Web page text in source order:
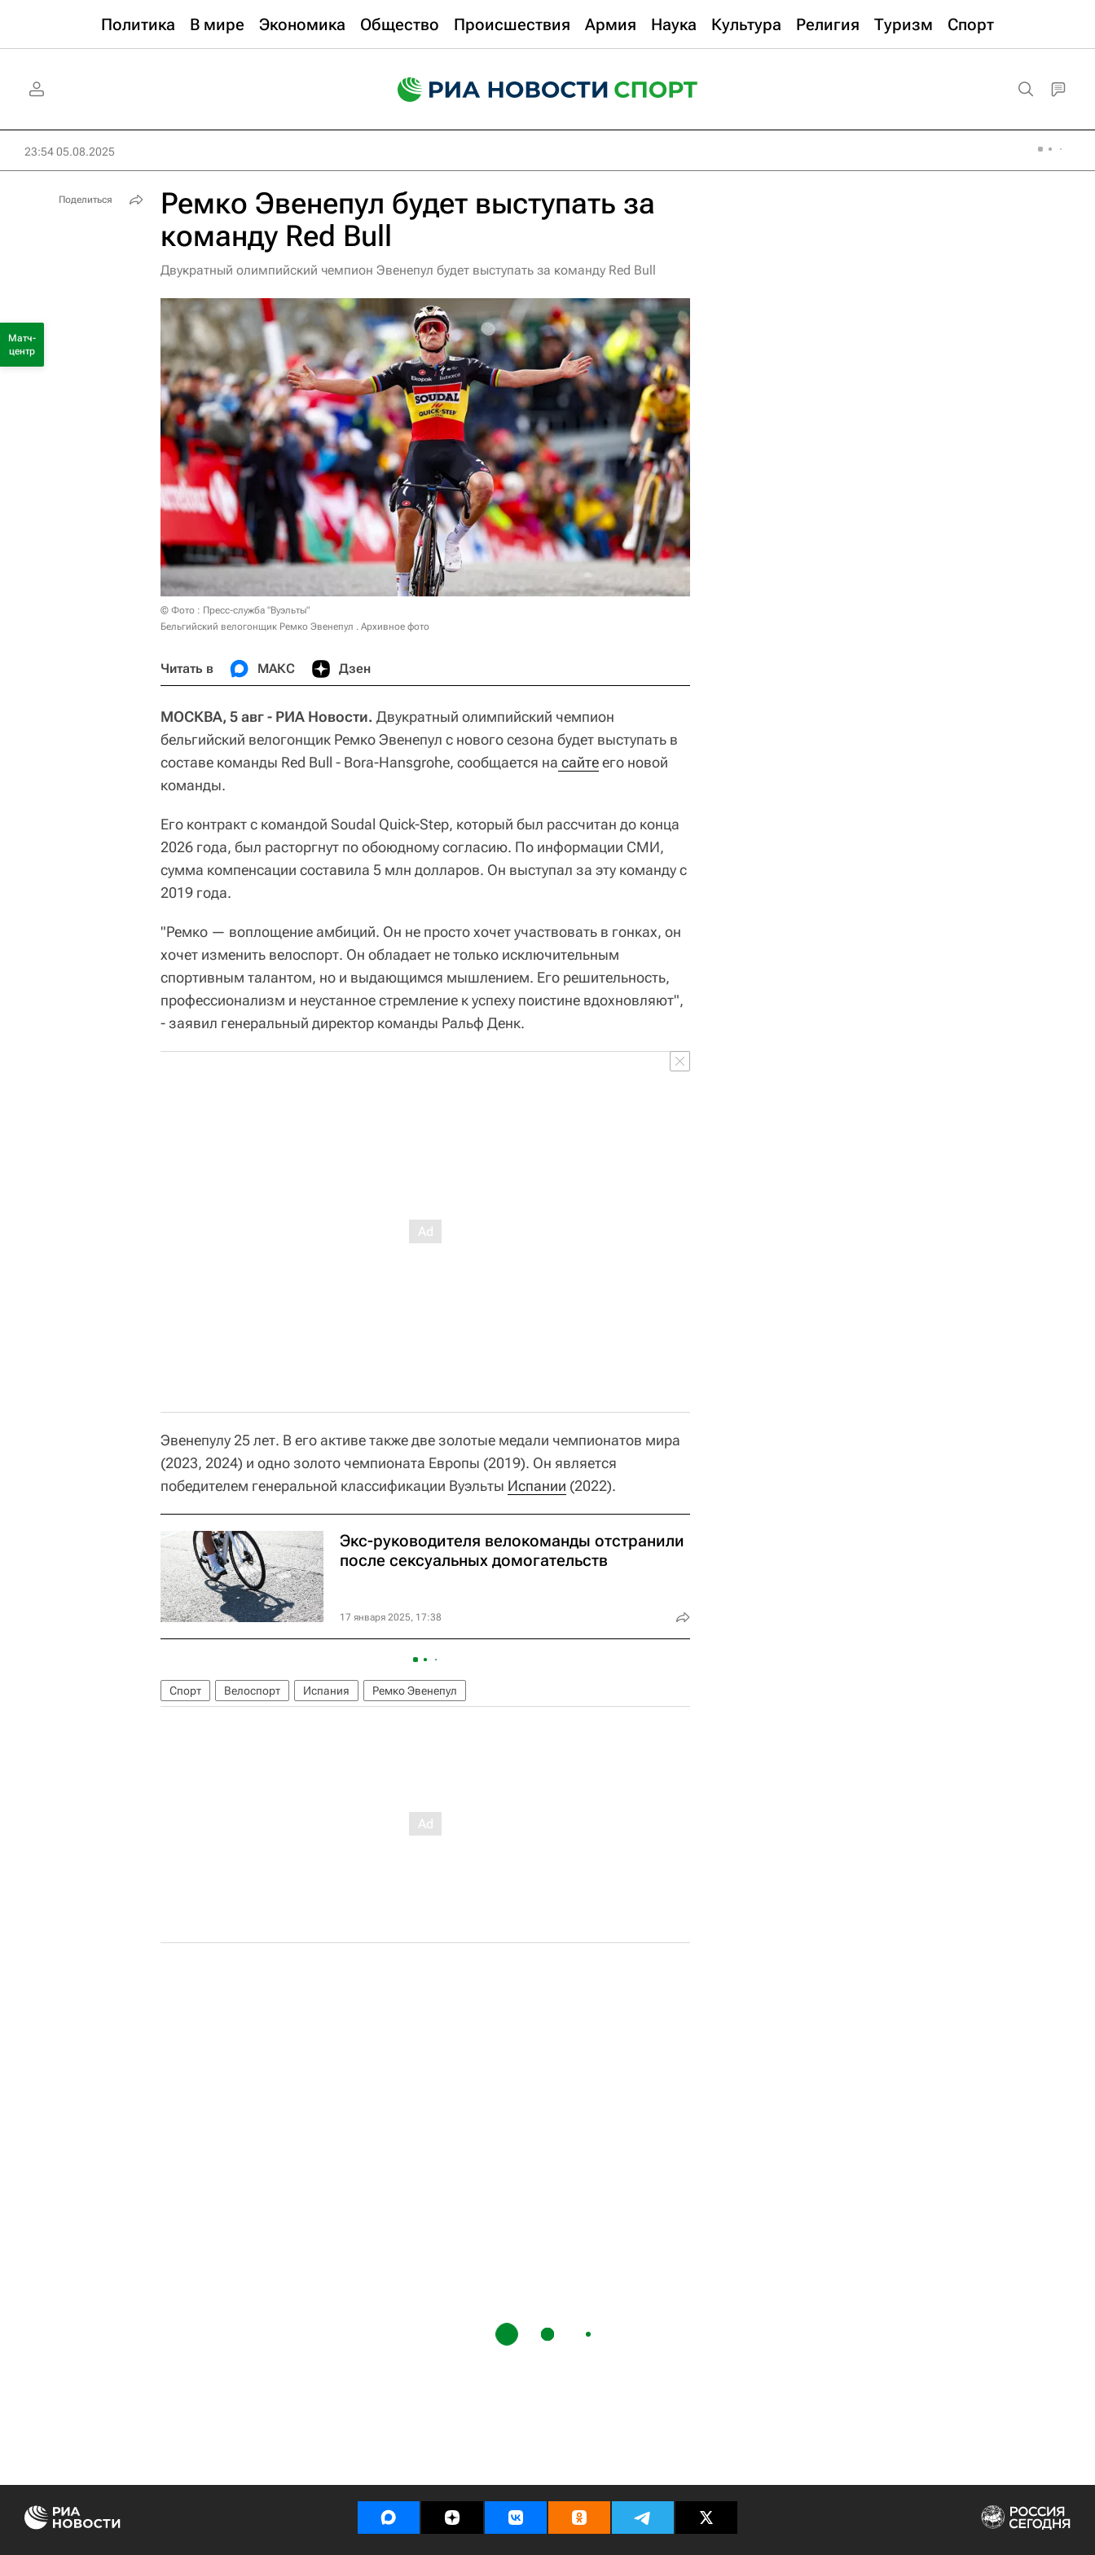
Политика В мире Экономика Общество Происшествия Армия Наука Культура Религия Туризм Спорт
23:54 05.08.2025
Ремко Эвенепул будет выступать за
команду Red Bull
Двукратный олимпийский чемпион Эвенепул будет выступать за команду Red Bull
© Фото : Пресс-служба "Вуэльты"
Бельгийский велогонщик Ремко Эвенепул . Архивное фото
Читать в МАКС Дзен
МОСКВА, 5 авг - РИА Новости. Двукратный олимпийский чемпион
бельгийский велогонщик Ремко Эвенепул с нового сезона будет выступать в
составе команды Red Bull - Bora-Hansgrohe, сообщается на сайтеего новой
команды.
Его контракт с командой Soudal Quick-Step, который был рассчитан до конца
2026 года, был расторгнут по обоюдному согласию. По информации СМИ,
сумма компенсации составила 5 млн долларов. Он выступал за эту команду с
2019 года.
"Ремко — воплощение амбиций. Он не просто хочет участвовать в гонках, он
хочет изменить велоспорт. Он обладает не только исключительным
спортивным талантом, но и выдающимся мышлением. Его решительность,
профессионализм и неустанное стремление к успеху поистине вдохновляют",
- заявил генеральный директор команды Ральф Денк.
Эвенепулу 25 лет. В его активе также две золотые медали чемпионатов мира
(2023, 2024) и одно золото чемпионата Европы (2019). Он является
победителем генеральной классификации Вуэльты Испании (2022).
Экс-руководителя велокоманды отстранили
после сексуальных домогательств
17 января 2025, 17:38
Спорт Велоспорт Испания Ремко Эвенепул
Поделиться
Матч-
центр